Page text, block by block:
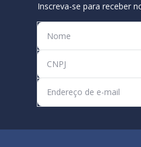
Inscreva-se para receber